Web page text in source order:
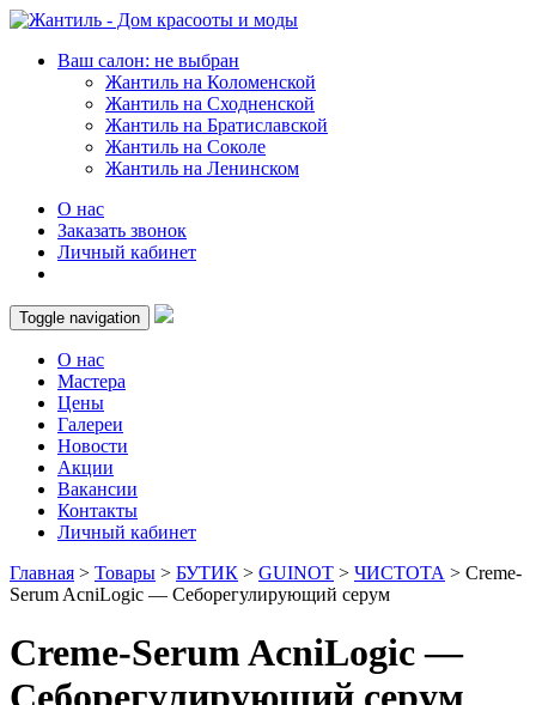
Ваш салон: не выбран
Жантиль на Коломенской
Жантиль на Сходненской
Жантиль на Братиславской
Жантиль на Соколе
Жантиль на Ленинском
О нас
Заказать звонок
Личный кабинет
Toggle navigation
О нас
Мастера
Цены
Галереи
Новости
Акции
Вакансии
Контакты
Личный кабинет
Главная > Товары > БУТИК > GUINOT > ЧИСТОТА > Creme-
Serum AcniLogic — Себорегулирующий серум
Creme-Serum AcniLogic —